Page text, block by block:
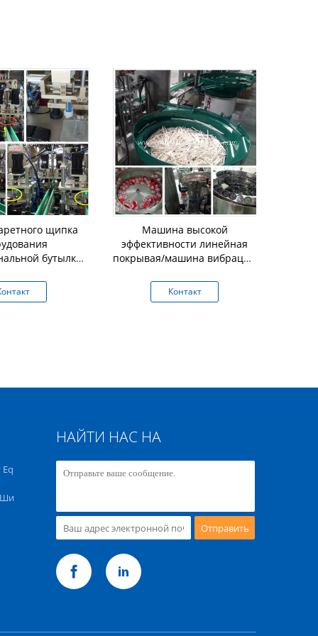
щипка
бутылки
Машина высокой
эффективности линейная
покрывая/машина вибрации
Контакт
Ши
НАЙТИ НАС НА
Отправить